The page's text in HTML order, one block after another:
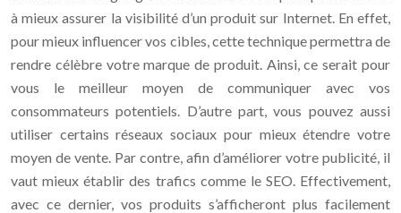
à mieux assurer la visibilité d’un produit sur Internet. En effet,
pour mieux influencer vos cibles, cette technique permettra de
rendre célèbre votre marque de produit. Ainsi, ce serait pour
vous le meilleur moyen de communiquer avec vos
consommateurs potentiels. D’autre part, vous pouvez aussi
utiliser certains réseaux sociaux pour mieux étendre votre
moyen de vente. Par contre, afin d’améliorer votre publicité, il
vaut mieux établir des trafics comme le SEO. Effectivement,
avec ce dernier, vos produits s’afficheront plus facilement